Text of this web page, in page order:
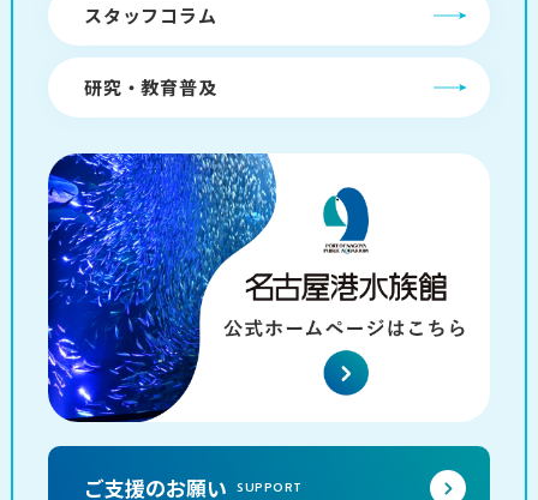
スタッフコラム
研究・教育普及
ご支援のお願い SUPPORT